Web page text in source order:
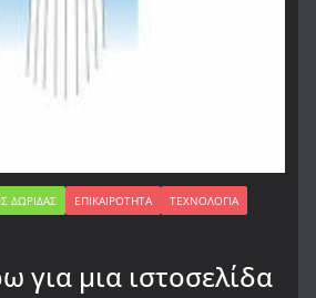
ΔΩΡΊΔΑΣ ΕΠΙΚΑΙΡΌΤΗΤΑ
ΤΕΧΝΟΛΟΓΊΑ
για μια ιστοσελίδα